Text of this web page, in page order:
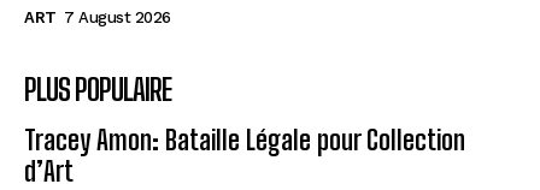
ART 7 August 2026
PLUS POPULAIRE
Tracey Amon: Bataille Légale pour Collection
d’Art